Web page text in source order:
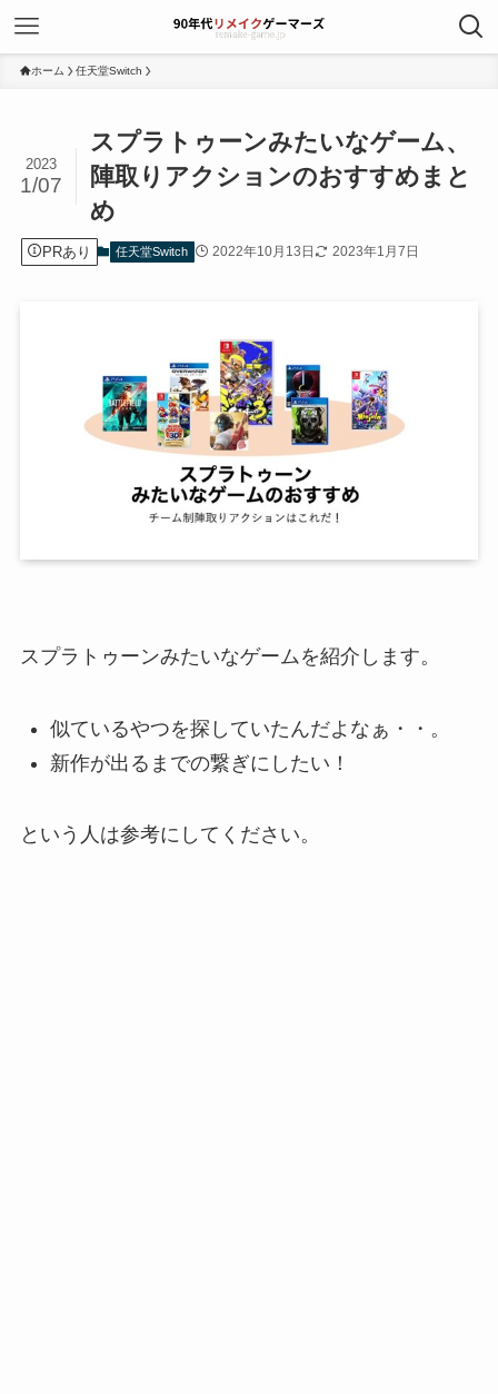
ホーム 任天堂Switch
スプラトゥーンみたいなゲーム、
陣取りアクションのおすすめまと
め
2023
1/07
PRあり 任天堂Switch 2022年10月13日 2023年1月7日
スプラトゥーンみたいなゲームを紹介します。
似ているやつを探していたんだよなぁ・・。
新作が出るまでの繋ぎにしたい！
という人は参考にしてください。